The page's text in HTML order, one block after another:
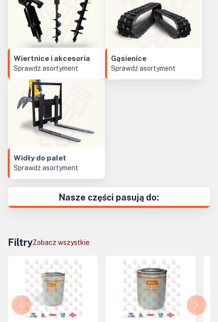
Wiertnice i akcesoria
Sprawdź asortyment
Gąsienice
Sprawdź asortyment
Widły do palet
Sprawdź asortyment
Nasze części pasują do:
FiltryZobacz wszystkie